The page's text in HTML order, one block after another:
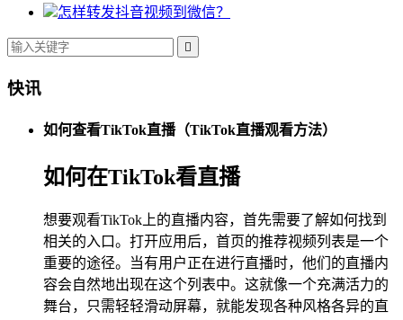
怎样转发抖音视频到微信？

快讯
如何查看TikTok直播（TikTok直播观看方法）
如何在TikTok看直播
想要观看TikTok上的直播内容，首先需要了解如何找到
相关的入口。打开应用后，首页的推荐视频列表是一个
重要的途径。当有用户正在进行直播时，他们的直播内
容会自然地出现在这个列表中。这就像一个充满活力的
舞台，只需轻轻滑动屏幕，就能发现各种风格各异的直